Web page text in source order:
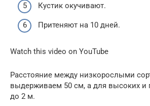
Кустик окучивают.
Притеняют на 10 дней.
Watch this video on YouTube
Расстояние между низкорослыми
выдерживаем 50 см, а для высоких и
до 2 м.